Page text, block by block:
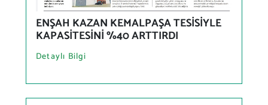
ENŞAH KAZAN KEMALPAŞA TESİSİYLE
KAPASİTESİNİ %40 ARTTIRDI
Detaylı Bilgi